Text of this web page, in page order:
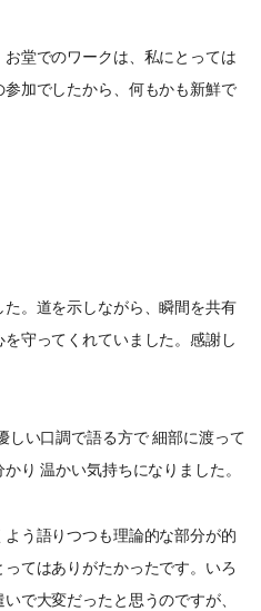
お堂でのワークは、私にとっては
加でしたから、何もかも新鮮で
た。道を示しながら、瞬間を共有
守ってくれていました。感謝し
しい口調で語る方で 細部に渡って
り 温かい気持ちになりました。
よう語りつつも理論的な部分が的
てはありがたかったです。いろ
で大変だったと思うのですが、